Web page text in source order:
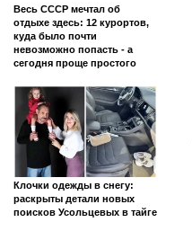
Весь СССР мечтал об
отдыхе здесь: 12 курортов,
куда было почти
невозможно попасть - а
сегодня проще простого
Клочки одежды в снегу:
раскрыты детали новых
поисков Усольцевых в тайге